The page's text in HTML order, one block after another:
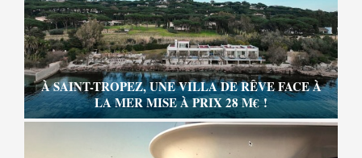
À SAINT-TROPEZ, UNE VILLA DE RÊVE FACE À
LA MER MISE À PRIX 28 M€ !